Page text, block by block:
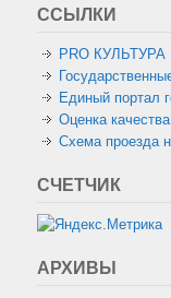
ССЫЛКИ
PRO КУЛЬТУРА
Единый портал
Оценка
Схема проезда
СЧЕТЧИК
АРХИВЫ